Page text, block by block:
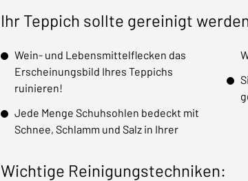
Ihr Teppich sollte gereinigt
Wein- und Lebensmittelflecken das
Erscheinungsbild Ihres Teppichs
ruinieren!
Jede Menge Schuhsohlen bedeckt mit
Schnee, Schlamm und Salz in Ihrer
Wichtige Reinigungstechniken: